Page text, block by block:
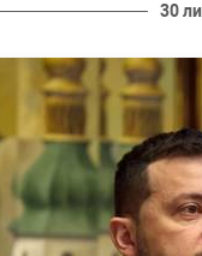
30